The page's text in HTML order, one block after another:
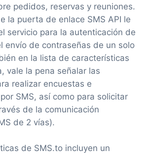
pedidos, reservas y reuniones.
la puerta de enlace SMS API le
servicio para la autenticación de
envío de contraseñas de un solo
en la lista de características
vale la pena señalar las
realizar encuestas e
SMS, así como para solicitar
de la comunicación
de 2 vías).
de SMS.to incluyen un